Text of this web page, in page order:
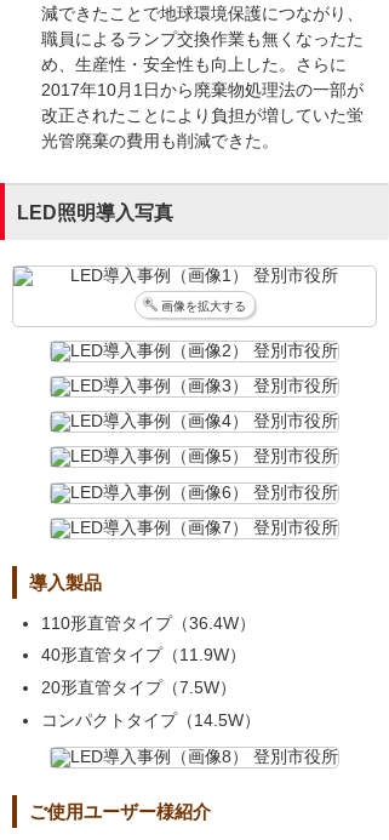
減できたことで地球環境保護につながり、
職員によるランプ交換作業も無くなったた
め、生産性・安全性も向上した。さらに
2017年10月1日から廃棄物処理法の一部が
改正されたことにより負担が増していた蛍
光管廃棄の費用も削減できた。
LED照明導入写真
画像を拡大する
導入製品
110形直管タイプ（36.4W）
40形直管タイプ（11.9W）
20形直管タイプ（7.5W）
コンパクトタイプ（14.5W）
ご使用ユーザー様紹介